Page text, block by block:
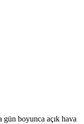
boyunca açık hava